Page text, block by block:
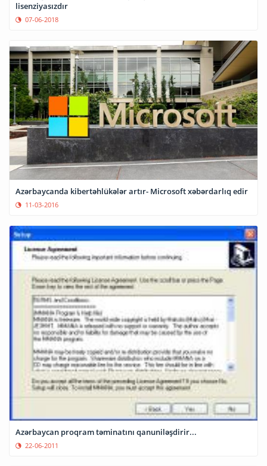
lisenziyasızdır
07-06-2018
Azərbaycanda kibertəhlükələr artır- Microsoft xəbərdarlıq edir
11-03-2016
Azərbaycan proqram təminatını qanuniləşdirir...
22-06-2011